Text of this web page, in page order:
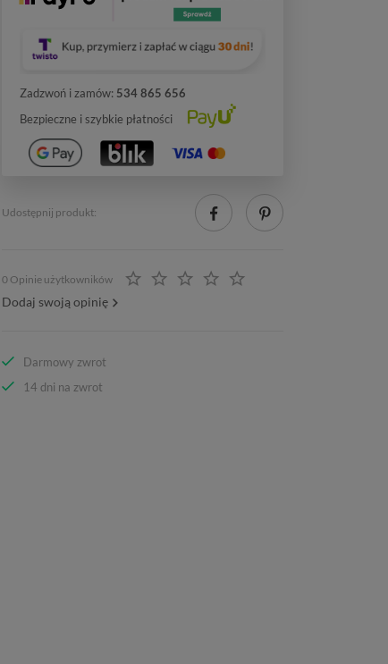
Zadzwoń i zamów: 534 865 656
Bezpieczne i szybkie płatności
Udostępnij produkt:
0 Opinie użytkowników
Dodaj swoją opinię
Darmowy zwrot
14 dni na zwrot